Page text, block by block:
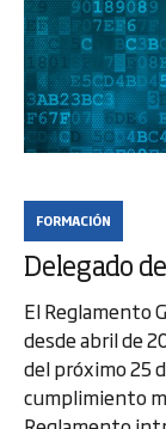
FORMACIÓN
Delegado
El Reglamento
desde abril de
del próximo 25
cumplimiento